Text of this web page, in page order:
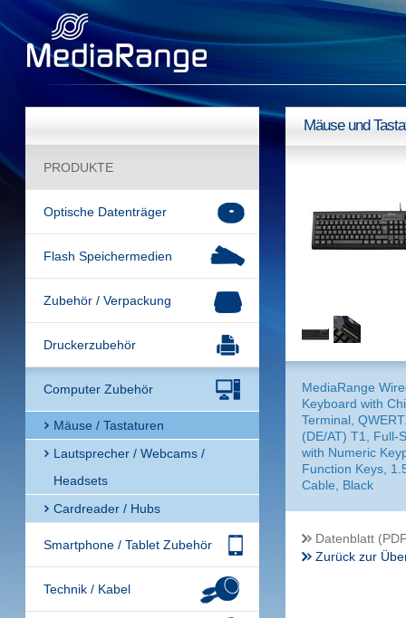
PRODUKTE
Optische Datenträger
Flash Speichermedien
Zubehör / Verpackung
Druckerzubehör
Computer Zubehör
Mäuse / Tastaturen
Lautsprecher / Webcams /
Headsets
Cardreader / Hubs
Smartphone / Tablet Zubehör
Technik / Kabel
Mäuse und
MediaRange
Keyboard with
Terminal,
(DE/AT) T1, Full-
with Numeric
Function Keys,
Cable, Black
Datenblatt
Zurück zur